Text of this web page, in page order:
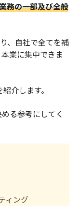
務の一部及び全般
、自社で全てを補
業に集中できま
介します。
る参考にしてく
ィング